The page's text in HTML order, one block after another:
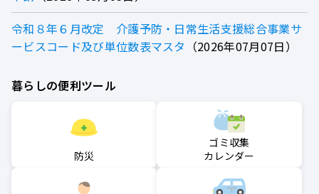
令和８年６月改定 介護予防・日常生活支援総合事業サ
ービスコード及び単位数表マスタ
2026年07月07日
暮らしの便利ツール
防災
ゴミ収集
カレンダー